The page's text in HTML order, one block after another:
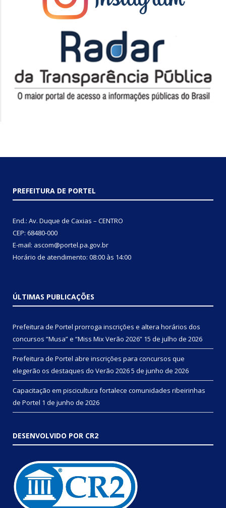
PREFEITURA DE PORTEL
End.: Av. Duque de Caxias – CENTRO
CEP: 68480-000
E-mail: ascom@portel.pa.gov.br
Horário de atendimento: 08:00 às 14:00
ÚLTIMAS PUBLICAÇÕES
Prefeitura de Portel prorroga inscrições e altera horários dos
concursos “Musa” e “Miss Mix Verão 2026” 15 de julho de 2026
Prefeitura de Portel abre inscrições para concursos que
elegerão os destaques do Verão 20265 de junho de 2026
Capacitação em piscicultura fortalece comunidades ribeirinhas
de Portel 1 de junho de 2026
DESENVOLVIDO POR CR2